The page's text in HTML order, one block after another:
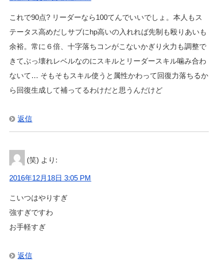
これで90点? リーダーなら100てんでいいでしょ。本人もス
テータス高めだしサブにhp高いの入れれば先制も殴りあいも
余裕。常に６倍、十字落ちコンがこないかぎり火力も調整で
きてぶっ壊れレベルなのにスキルとリーダースキル噛み合わ
ないて… そもそもスキル使うと属性かわって回復力落ちるか
ら回復生成して補ってるわけだと思うんだけど
返信
(笑) より:
2016年12月18日 3:05 PM
こいつはやりすぎ
強すぎですわ
お手軽すぎ
返信